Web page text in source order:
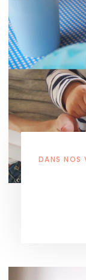
DANS NOS